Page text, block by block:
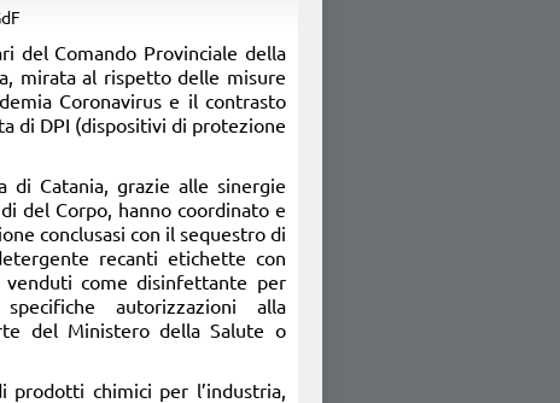
del Comando Provinciale della
mirata al rispetto delle misure
Coronavirus e il contrasto
di DPI (dispositivi di protezione
di Catania, grazie alle sinergie
del Corpo, hanno coordinato e
conclusasi con il sequestro di
recanti etichette con
venduti come disinfettante per
autorizzazioni alla
del Ministero della Salute o
prodotti chimici per l’industria,